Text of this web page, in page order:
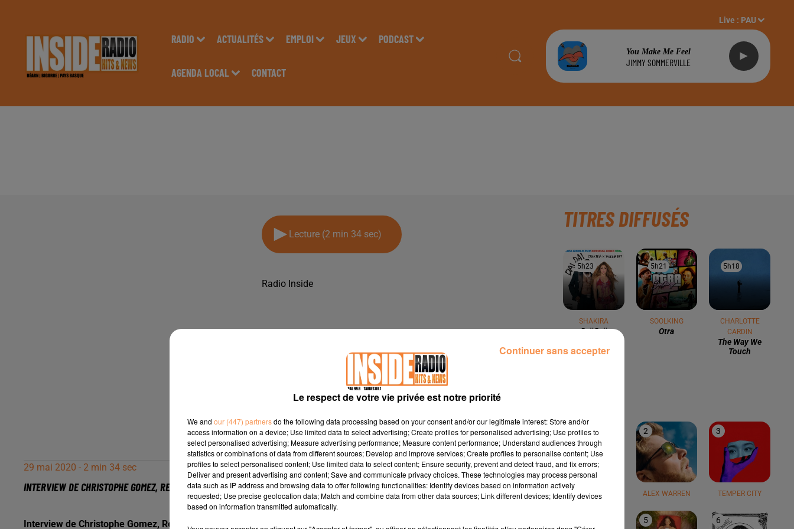
RADIO ACTUALITÉS EMPLOI JEUX PODCAST
AGENDA LOCAL CONTACT
Live : PAU
You Make Me Feel
JIMMY SOMMERVILLE
Lecture (2 min 34 sec)
Radio Inside
29 mai 2020 - 2 min 34 sec
INTERVIEW DE CHRISTOPHE GOMEZ, RESPONSABLE DE LA NAVETTE ETUDIANTE À PAU, SUR RADIO INSIDE !!!
Interview de Christophe Gomez, Responsable de la Navette Étudiante à Pau, sur Radio Inside !!!
TITRES DIFFUSÉS
5h23
5h23
SHAKIRA
Daï Daï
5h21
5h21
SOOLKING
Otra
5h18
5h18
CHARLOTTE
CARDIN
The Way We
Touch
1
TEDDY SWIMS
2
ALEX WARREN
3
TEMPER CITY
5 6
Le respect de votre vie privée est notre priorité
We and our (447) partnersdo the following data processing based on your consent and/or our legitimate interest: Store and/or
access information on a device; Use limited data to select advertising; Create profiles for personalised advertising; Use profiles to
select personalised advertising; Measure advertising performance; Measure content performance; Understand audiences through
statistics or combinations of data from different sources; Develop and improve services; Create profiles to personalise content; Use
profiles to select personalised content; Use limited data to select content; Ensure security, prevent and detect fraud, and fix errors;
Deliver and present advertising and content; Save and communicate privacy choices. These technologies may process personal
data such as IP address and browsing data to offer following functionalities: Identify devices based on information actively
requested; Use precise geolocation data; Match and combine data from other data sources; Link different devices; Identify devices
based on information transmitted automatically.
Continuer sans accepter